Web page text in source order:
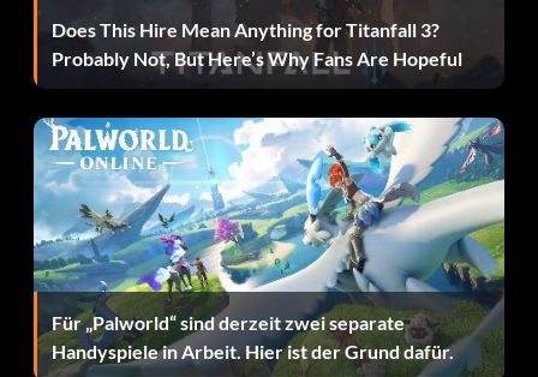
Does This Hire Mean Anything for Titanfall 3?
Probably Not, But Here’s Why Fans Are Hopeful
Für „Palworld“ sind derzeit zwei separate
Handyspiele in Arbeit. Hier ist der Grund dafür.